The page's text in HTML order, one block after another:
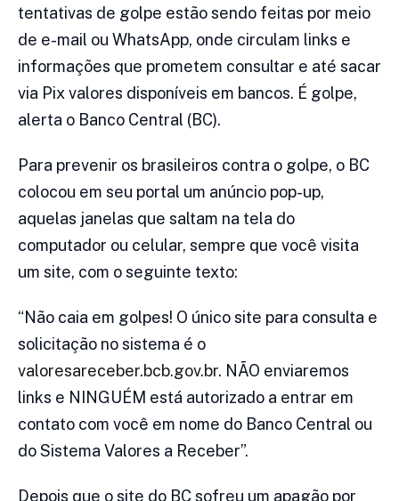
tentativas de golpe estão sendo feitas por meio
de e-mail ou WhatsApp, onde circulam links e
informações que prometem consultar e até sacar
via Pix valores disponíveis em bancos. É golpe,
alerta o Banco Central (BC).
Para prevenir os brasileiros contra o golpe, o BC
colocou em seu portal um anúncio pop-up,
aquelas janelas que saltam na tela do
computador ou celular, sempre que você visita
um site, com o seguinte texto:
“Não caia em golpes! O único site para consulta e
solicitação no sistema é o
valoresareceber.bcb.gov.br. NÃO enviaremos
links e NINGUÉM está autorizado a entrar em
contato com você em nome do Banco Central ou
do Sistema Valores a Receber”.
Depois que o site do BC sofreu um apagão por